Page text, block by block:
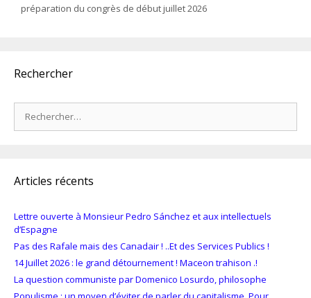
préparation du congrès de début juillet 2026
Rechercher
Articles récents
Lettre ouverte à Monsieur Pedro Sánchez et aux intellectuels
d’Espagne
Pas des Rafale mais des Canadair ! ..Et des Services Publics !
14 Juillet 2026 : le grand détournement ! Maceon trahison .!
La question communiste par Domenico Losurdo, philosophe